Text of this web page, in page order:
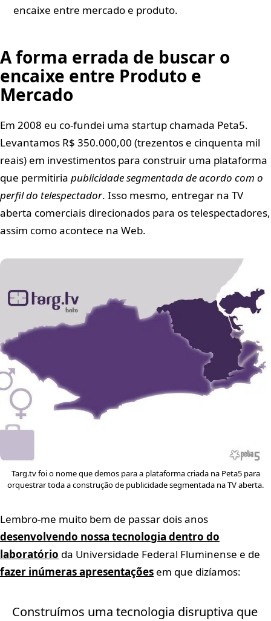
encaixe entre mercado e produto.
A forma errada de buscar o
encaixe entre Produto e
Mercado
Em 2008 eu co-fundei uma startup chamada Peta5.
Levantamos R$ 350.000,00 (trezentos e cinquenta mil
reais) em investimentos para construir uma plataforma
que permitiria publicidade segmentada de acordo com o
perfil do telespectador. Isso mesmo, entregar na TV
aberta comerciais direcionados para os telespectadores,
assim como acontece na Web.
Targ.tv foi o nome que demos para a plataforma criada na Peta5 para
orquestrar toda a construção de publicidade segmentada na TV aberta.
Lembro-me muito bem de passar dois anos
desenvolvendo nossa tecnologia dentro do
laboratório da Universidade Federal Fluminense e de
fazer inúmeras apresentações em que dizíamos:
Construímos uma tecnologia disruptiva que